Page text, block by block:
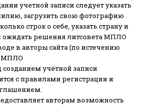
учетной записи следует указать
загрузить свою фотографию
строк о себе, указать страну и
ожидать решения литсовета МПЛО
в авторы сайта (по истечению
МПЛО
созданием учётной записи
с правилами регистрации и
авторам возможность